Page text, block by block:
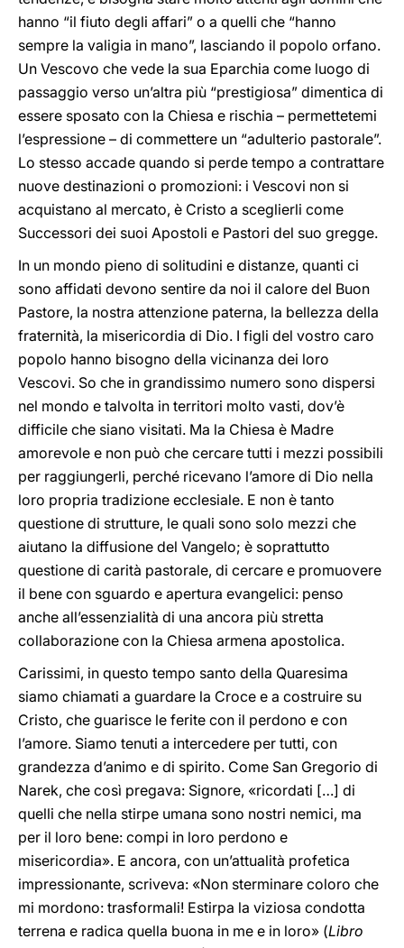
hanno “il fiuto degli affari” o a quelli che “hanno
sempre la valigia in mano”, lasciando il popolo orfano.
Un Vescovo che vede la sua Eparchia come luogo di
passaggio verso un’altra più “prestigiosa” dimentica di
essere sposato con la Chiesa e rischia – permettetemi
l’espressione – di commettere un “adulterio pastorale”.
Lo stesso accade quando si perde tempo a contrattare
nuove destinazioni o promozioni: i Vescovi non si
acquistano al mercato, è Cristo a sceglierli come
Successori dei suoi Apostoli e Pastori del suo gregge.
In un mondo pieno di solitudini e distanze, quanti ci
sono affidati devono sentire da noi il calore del Buon
Pastore, la nostra attenzione paterna, la bellezza della
fraternità, la misericordia di Dio. I figli del vostro caro
popolo hanno bisogno della vicinanza dei loro
Vescovi. So che in grandissimo numero sono dispersi
nel mondo e talvolta in territori molto vasti, dov’è
difficile che siano visitati. Ma la Chiesa è Madre
amorevole e non può che cercare tutti i mezzi possibili
per raggiungerli, perché ricevano l’amore di Dio nella
loro propria tradizione ecclesiale. E non è tanto
questione di strutture, le quali sono solo mezzi che
aiutano la diffusione del Vangelo; è soprattutto
questione di carità pastorale, di cercare e promuovere
il bene con sguardo e apertura evangelici: penso
anche all’essenzialità di una ancora più stretta
collaborazione con la Chiesa armena apostolica.
Carissimi, in questo tempo santo della Quaresima
siamo chiamati a guardare la Croce e a costruire su
Cristo, che guarisce le ferite con il perdono e con
l’amore. Siamo tenuti a intercedere per tutti, con
grandezza d’animo e di spirito. Come San Gregorio di
Narek, che così pregava: Signore, «ricordati […] di
quelli che nella stirpe umana sono nostri nemici, ma
per il loro bene: compi in loro perdono e
misericordia». E ancora, con un’attualità profetica
impressionante, scriveva: «Non sterminare coloro che
mi mordono: trasformali! Estirpa la viziosa condotta
terrena e radica quella buona in me e in loro» (Libro